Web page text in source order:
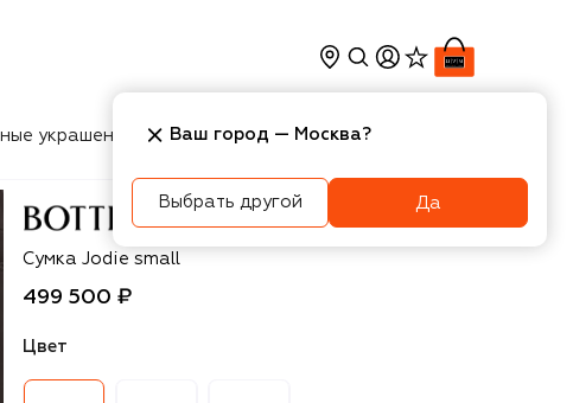
украшения Косметика Интерьер
Bottega Veneta
Сумка Jodie small
499 500 ₽
Цвет
Ваш город — Москва?
Выбрать другой Да